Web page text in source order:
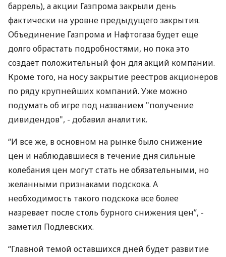
баррель), а акции Газпрома закрыли день
фактически на уровне предыдущего закрытия.
Объединение Газпрома и Нафтогаза будет еще
долго обрастать подробностями, но пока это
создает положительный фон для акций компании.
Кроме того, на носу закрытие реестров акционеров
по ряду крупнейших компаний. Уже можно
подумать об игре под названием "получение
дивидендов", - добавил аналитик.
“И все же, в основном на рынке было снижение
цен и наблюдавшиеся в течение дня сильные
колебания цен могут стать не обязательными, но
желанными признаками подскока. А
необходимость такого подскока все более
назревает после столь бурного снижения цен”, -
заметил Подлевских.
“Главной темой оставшихся дней будет развитие